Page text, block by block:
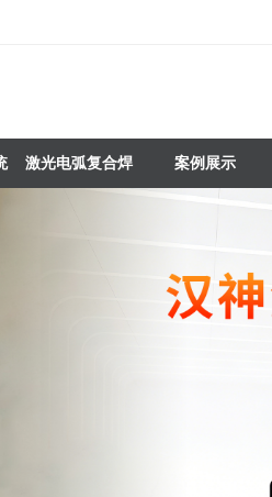
激光电弧复合焊 案例展示